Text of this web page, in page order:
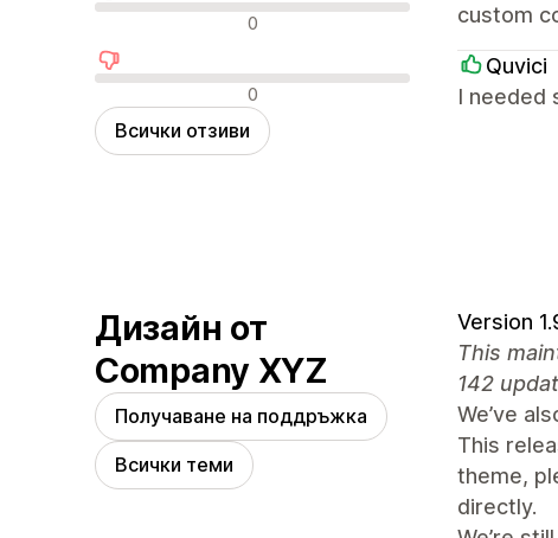
Неутрални отзиви
0
Отрицателни отзиви
0
Всички отзиви
custom
Quvici
I needed
Дизайн от
Company XYZ
Получаване на поддръжка
Всички теми
Version
This
142
We’ve
This
theme,
directly.